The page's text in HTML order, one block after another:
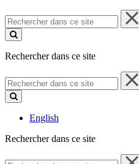
Rechercher
dans
ce
Rechercher dans ce site
Rechercher
dans
ce
English
Rechercher dans ce site
Rechercher